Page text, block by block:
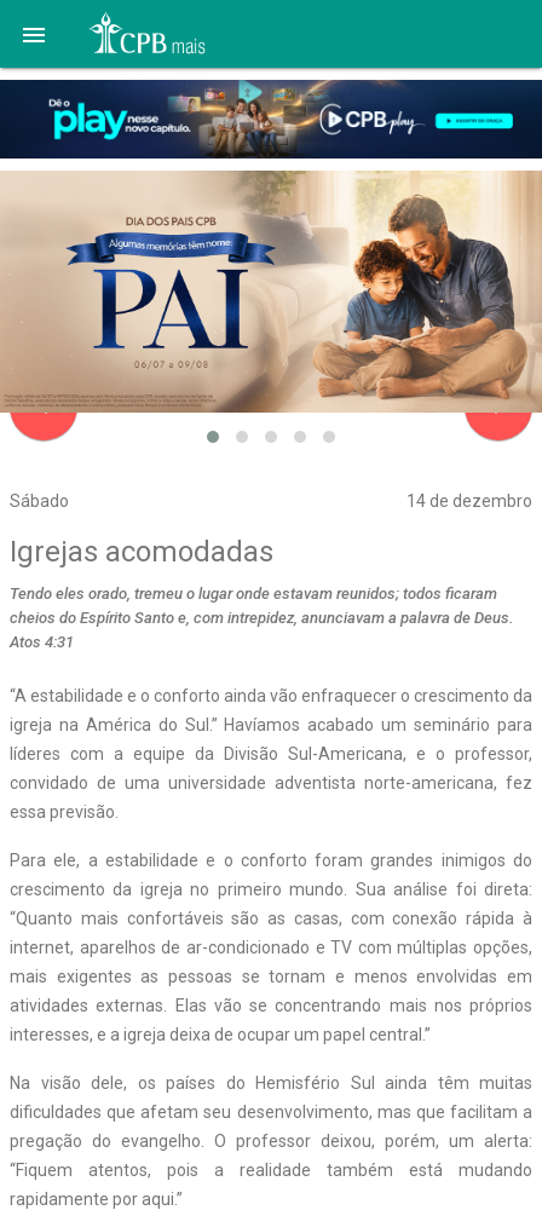

Sábado 14 de dezembro
navigate_before
Igrejas acomodadas
Tendo eles orado, tremeu o lugar onde estavam reunidos; todos ficaram
cheios do Espírito Santo e, com intrepidez, anunciavam a palavra de Deus.
Atos 4:31
“A estabilidade e o conforto ainda vão enfraquecer o crescimento da
igreja na América do Sul.” Havíamos acabado um seminário para
líderes com a equipe da Divisão Sul-Americana, e o professor,
convidado de uma universidade adventista norte-americana, fez
essa previsão.
Para ele, a estabilidade e o conforto foram grandes inimigos do
crescimento da igreja no primeiro mundo. Sua análise foi direta:
“Quanto mais confortáveis são as casas, com conexão rápida à
internet, aparelhos de ar-condicionado e TV com múltiplas opções,
mais exigentes as pessoas se tornam e menos envolvidas em
atividades externas. Elas vão se concentrando mais nos próprios
interesses, e a igreja deixa de ocupar um papel central.”
Na visão dele, os países do Hemisfério Sul ainda têm muitas
dificuldades que afetam seu desenvolvimento, mas que facilitam a
pregação do evangelho. O professor deixou, porém, um alerta:
“Fiquem atentos, pois a realidade também está mudando
rapidamente por aqui.”
navigate_next